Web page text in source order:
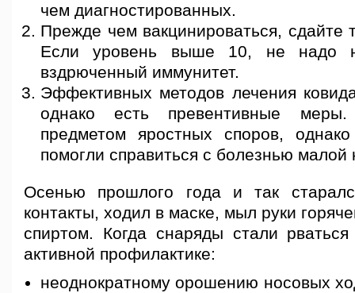
чем диагностированных.
Прежде чем вакцинироваться, сдайте
Если уровень выше 10, не надо
вздрюченный иммунитет.
Эффективных методов лечения
однако есть превентивные
предметом яростных споров,
помогли справиться с болезнью малой
Осенью прошлого года и так
контакты, ходил в маске, мыл руки
спиртом. Когда снаряды стали
активной профилактике:
неоднократному орошению носовых